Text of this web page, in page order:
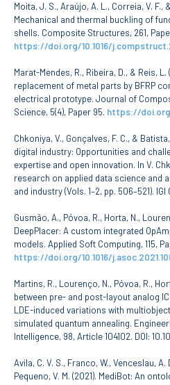
Informação geral
Biblioteca
Insights
Serviços
Gestão de
bibliografias
Recursos
Catálogo ENIDH
Revistas
Científicas e
Técnicas
Outros Recursos
Reclamações
PROJETOS
Investigação e
Desenvolvimento
Projetos I&D
Projetos de
Financiamento
Pedagógicos
Moita, J. S., Araújo, A. L., Correia, V. F.,
Mechanical and thermal buckling of
shells. Composite Structures, 261, Paper
https://doi.org/10.1016/
Marat-Mendes, R., Ribeira, D., & Reis,
replacement of metal parts by BFRP
electrical prototype. Journal of
Science, 5(4), Paper 95. https://
Chkoniya, V., Gonçalves, F. C., &
digital industry: Opportunities and
expertise and open innovation. In V.
research on applied data science and
and industry (Vols. 1–2, pp. 506–521). IGI
Gusmão, A., Póvoa, R., Horta, N.,
DeepPlacer: A custom integrated
models. Applied Soft Computing, 115,
https://doi.org/10.1016/
Martins, R., Lourenço, N., Póvoa, R.,
between pre- and post-layout analog
LDE-induced variations with
simulated quantum annealing.
Intelligence, 98, Article 104102. DOI:
Avila, C. V. S., Franco, W., Venceslau, A.
Pequeno, V. M. (2021). MediBot: An